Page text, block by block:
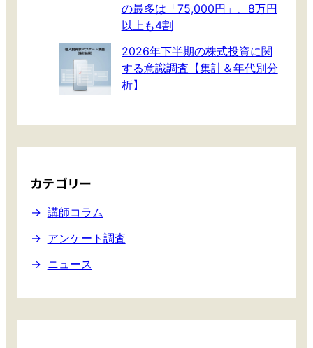
る
詐
欺
の
と
向
連
。
新
内
へ
の
待
こ
て
の最多は「75,000円」、8万円
以上も4割
2026年下半期の株式投資に関
する意識調査【集計＆年代別分
析】
カテゴリー
講師コラム
アンケート調査
ニュース